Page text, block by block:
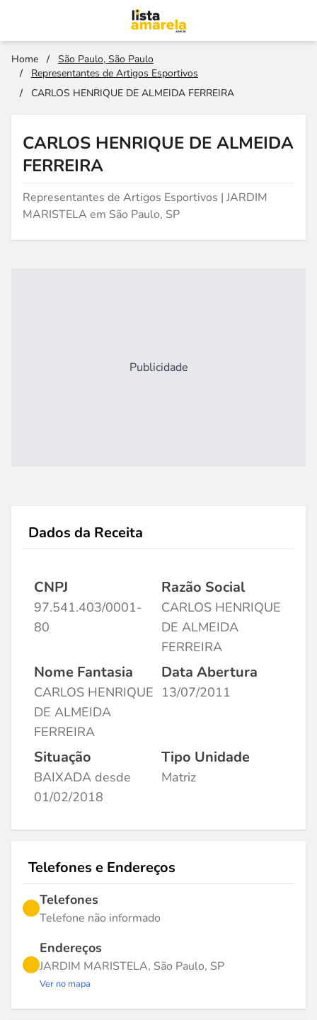
Home /
São Paulo, São Paulo
/
Representantes de Artigos Esportivos
/
CARLOS HENRIQUE DE ALMEIDA FERREIRA
CARLOS HENRIQUE DE ALMEIDA
FERREIRA
Representantes de Artigos Esportivos | JARDIM
MARISTELA em São Paulo, SP
Publicidade
Dados da Receita
CNPJ
97.541.403/0001-
80
Razão Social
CARLOS HENRIQUE
DE ALMEIDA
FERREIRA
Nome Fantasia
CARLOS HENRIQUE
DE ALMEIDA
FERREIRA
Data Abertura
13/07/2011
Situação
BAIXADA desde
01/02/2018
Tipo Unidade
Matriz
Telefones e Endereços
Telefones
Telefone não informado
Endereços
JARDIM MARISTELA, São Paulo, SP
Ver no mapa